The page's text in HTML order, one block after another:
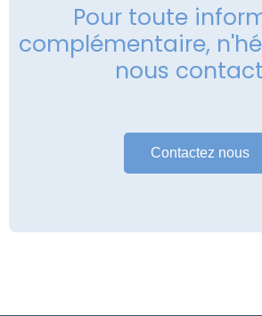
Pour toute
complémentaire,
nous
Contactez nous